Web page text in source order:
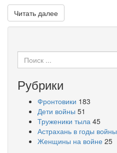
Читать далее
Поиск
для:
Рубрики
Фронтовики 183
Дети войны 51
Труженики тыла 45
Астрахань в годы войны
Женщины на войне 25